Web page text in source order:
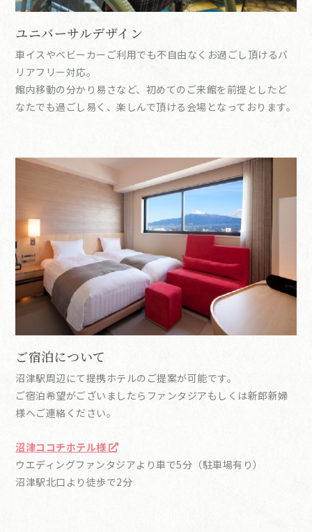
ユニバーサルデザイン
車イスやベビーカーご利用でも不自由なくお過ごし頂けるバ
リアフリー対応。
館内移動の分かり易さなど、初めてのご来館を前提としたど
なたでも過ごし易く、楽しんで頂ける会場となっております。
ご宿泊について
沼津駅周辺にて提携ホテルのご提案が可能です。
ご宿泊希望がございましたらファンタジアもしくは新郎新婦
様へご連絡ください。
沼津ココチホテル様
ウエディングファンタジアより車で5分（駐車場有り）
沼津駅北口より徒歩で2分